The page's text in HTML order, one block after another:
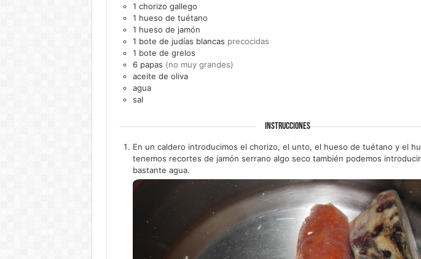
1 chorizo gallego
1 hueso de tuétano
1 hueso de jamón
1 bote de judías blancas precocidas
1 bote de grelos
6 papas (no muy grandes)
aceite de oliva
agua
sal
INSTRUCCIONES
En un caldero introducimos el chorizo, el unto, el hueso de tuétano y el
tenemos recortes de jamón serrano algo seco también podemos
bastante agua.